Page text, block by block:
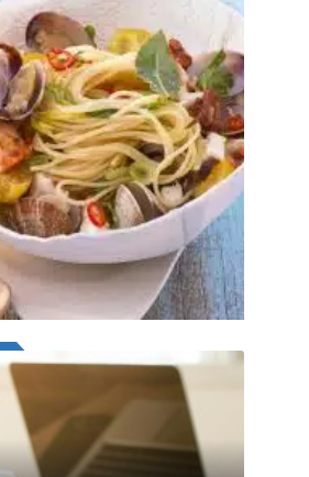
ormeaux, un délicieux